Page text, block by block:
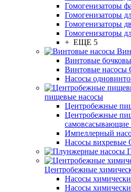
Гомогенизаторы
Гомогенизаторы
Гомогенизаторы
Гомогенизаторы
+ ЕЩЕ 5
Винтовые
Винтовые
Насосы
пищевые насосы
Центробежные
Центробежные
Импеллерный
Насосы
Центробежные
Насосы
Насосы